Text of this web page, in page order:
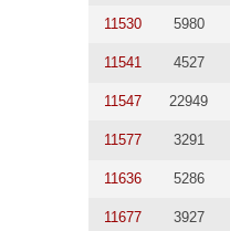
11530 5980
11541 4527
11547 22949
11577 3291
11636 5286
11677 3927